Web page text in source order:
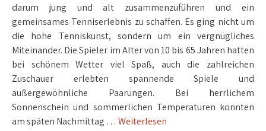
darum jung und alt zusammenzuführen und ein
gemeinsames Tenniserlebnis zu schaffen. Es ging nicht um
die hohe Tenniskunst, sondern um ein vergnügliches
Miteinander. Die Spieler im Alter von 10 bis 65 Jahren hatten
bei schönem Wetter viel Spaß, auch die zahlreichen
Zuschauer erlebten spannende Spiele und
außergewöhnliche Paarungen. Bei herrlichem
Sonnenschein und sommerlichen Temperaturen konnten
am späten Nachmittag … Weiterlesen